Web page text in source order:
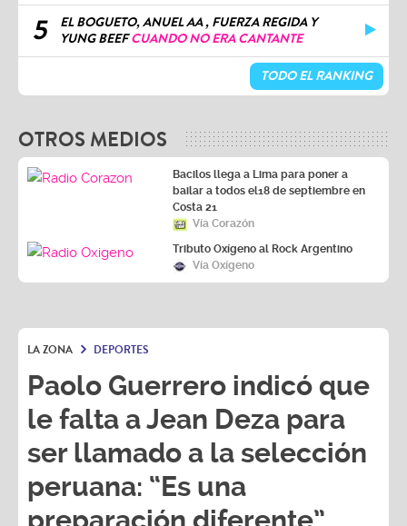
5
EL BOGUETO, ANUEL AA , FUERZA REGIDA Y
YUNG BEEFCUANDO NO ERA CANTANTE
TODO EL RANKING
OTROS MEDIOS
Bacilos llega a Lima para poner a
bailar a todos el18 de septiembre en
Costa 21
Vía Corazón
Tributo Oxígeno al Rock Argentino
Vía Oxígeno
LA ZONA DEPORTES
Paolo Guerrero indicó que
le falta a Jean Deza para
ser llamado a la selección
peruana: “Es una